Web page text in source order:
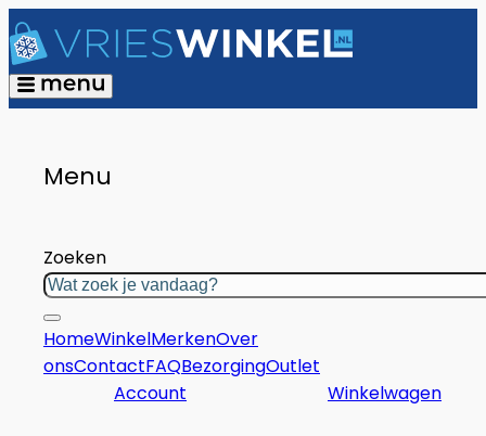
Menu
Zoeken
HomeWinkelMerkenOver
onsContactFAQBezorgingOutlet
Account
Winkelwagen